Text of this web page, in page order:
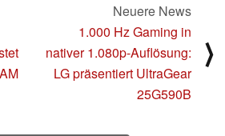
Neuere News
1.000 Hz Gaming in
nativer 1.080p-Auflösung:
LG präsentiert UltraGear
25G590B
⟩